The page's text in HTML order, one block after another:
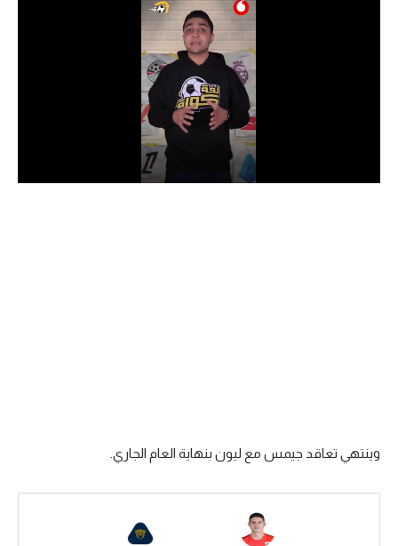
الدوري السعودي للمحترفين
دوري أبطال إفريقيا
سعودي في الجول
الدوري الإنجليزي
وينتهي تعاقد جيمس مع ليون بنهاية العام الجاري.